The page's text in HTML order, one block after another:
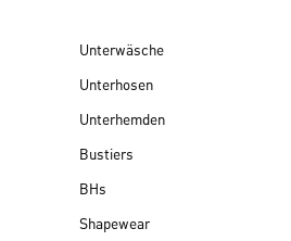
Unterwäsche
Unterhosen
Unterhemden
Bustiers
BHs
Shapewear